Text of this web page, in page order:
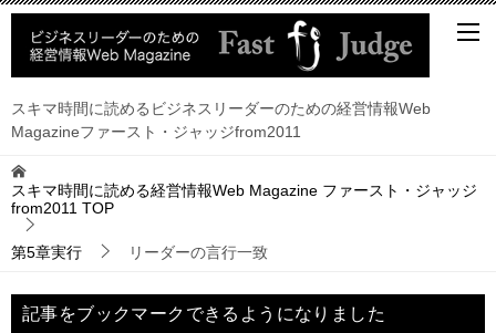
スキマ時間に読めるビジネスリーダーのための経営情報Web
Magazineファースト・ジャッジfrom2011
スキマ時間に読める経営情報Web Magazine ファースト・ジャッジ
from2011 TOP
第5章実行 リーダーの言行一致
記事をブックマークできるようになりました